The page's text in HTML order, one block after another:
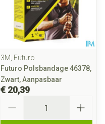
3M, Futuro
Futuro Polsbandage 46378,
Zwart, Aanpasbaar
€ 20,39